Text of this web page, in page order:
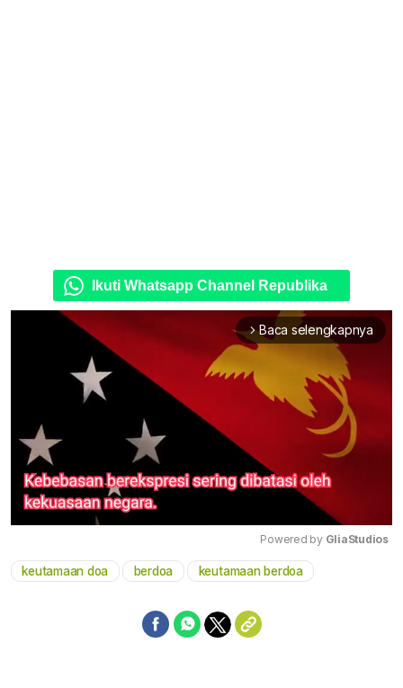
Ikuti Whatsapp Channel Republika
arrow_forward_ios Baca selengkapnya
Powered by GliaStudios
keutamaan doa berdoa keutamaan berdoa